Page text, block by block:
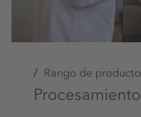
Rango de